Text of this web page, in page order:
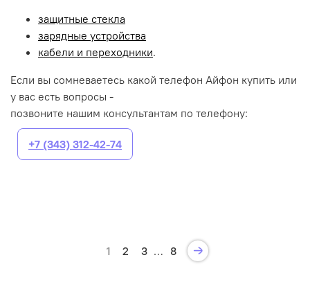
защитные стекла
зарядные устройства
кабели и переходники.
Если вы сомневаетесь какой телефон Айфон купить или
у вас есть вопросы -
позвоните нашим консультантам по телефону:
+7 (343) 312-42-74
1 2 3 … 8